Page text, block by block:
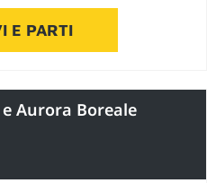
E PARTI
Aurora Boreale